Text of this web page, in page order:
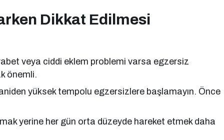
Dikkat Edilmesi
veya ciddi eklem problemi varsa egzersiz
önemli.
yüksek tempolu egzersizlere başlamayın. Önce
yerine her gün orta düzeyde hareket etmek daha